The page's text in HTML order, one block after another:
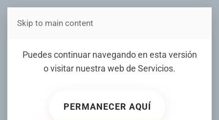
Estás en Telenord Medios
Puedes continuar navegando en esta versión
o visitar nuestra web de Servicios.
PERMANECER AQUÍ
Skip to main content
¿Quiere mejorar tu relación
con el dinero en este 2026?
estrategias